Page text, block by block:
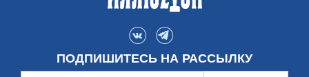
ПОДПИШИТЕСЬ НА РАССЫЛКУ